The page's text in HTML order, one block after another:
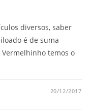
diversos, saber
é de suma
temos o
20/12/2017